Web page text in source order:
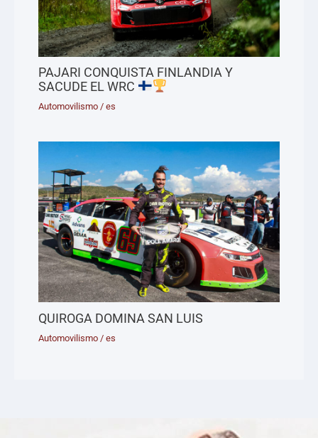
PAJARI CONQUISTA FINLANDIA Y
SACUDE EL WRC
Automovilismo /es
QUIROGA DOMINA SAN LUIS
Automovilismo /es